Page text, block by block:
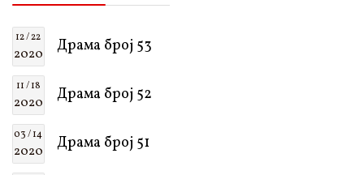
12 / 22
2020 Драма број 53
11 / 18
2020 Драма број 52
03 / 14
2020 Драма број 51